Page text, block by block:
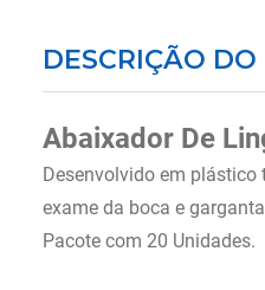
DESCRIÇÃO
Abaixador De
Desenvolvido em
exame da boca e
Pacote com 20 Unidades.